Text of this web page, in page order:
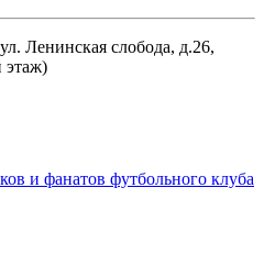
Ленинская слобода, д.26,
этаж)